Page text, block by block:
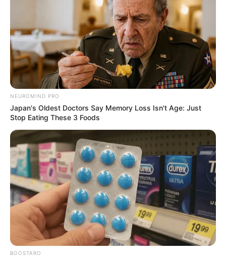
NEUROMIND PRO
Japan's Oldest Doctors Say Memory Loss Isn't Age: Just
Stop Eating These 3 Foods
BOOSTARO